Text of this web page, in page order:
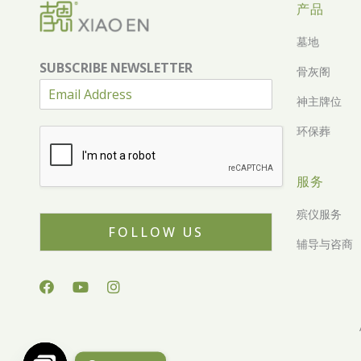
SUBSCRIBE NEWSLETTER
FOLLOW US
产品
墓地
骨灰阁
神主牌位
环保葬
服务
殡仪服务
辅导与咨商